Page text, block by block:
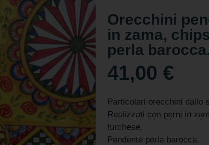
Orecchini
in zama,
perla
41,00 €
Particolari orecchini dallo
Realizzati con perni in
turchese.
Pendente perla barocca.